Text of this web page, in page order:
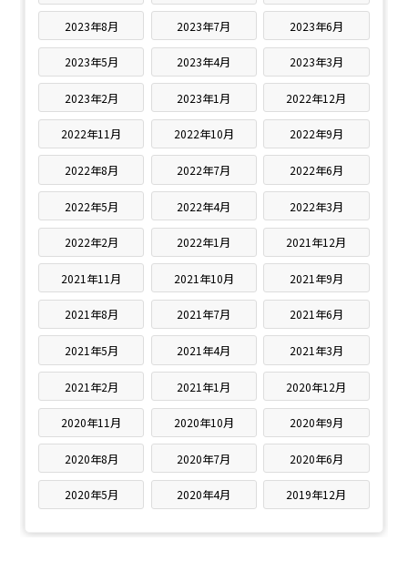
2023年8月 2023年7月 2023年6月
2023年5月 2023年4月 2023年3月
2023年2月 2023年1月 2022年12月
2022年11月 2022年10月 2022年9月
2022年8月 2022年7月 2022年6月
2022年5月 2022年4月 2022年3月
2022年2月 2022年1月 2021年12月
2021年11月 2021年10月 2021年9月
2021年8月 2021年7月 2021年6月
2021年5月 2021年4月 2021年3月
2021年2月 2021年1月 2020年12月
2020年11月 2020年10月 2020年9月
2020年8月 2020年7月 2020年6月
2020年5月 2020年4月 2019年12月